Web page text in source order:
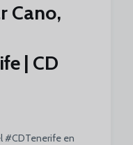
Cano,
| CD
#CDTenerife en